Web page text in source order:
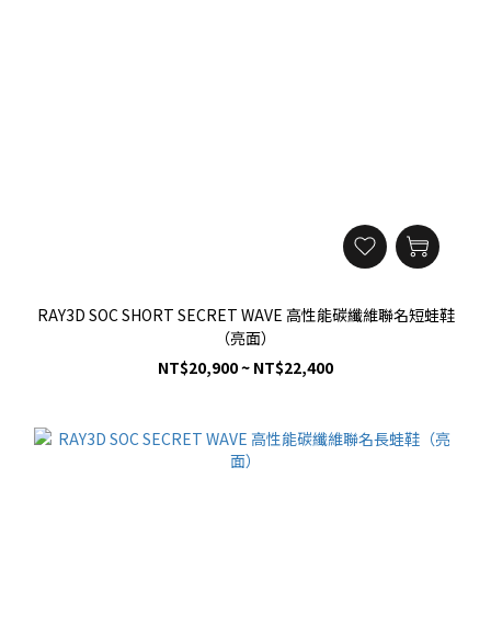
RAY3D SOC SHORT SECRET WAVE 高性能碳纖維聯名短蛙鞋
（亮面）
NT$20,900 ~ NT$22,400